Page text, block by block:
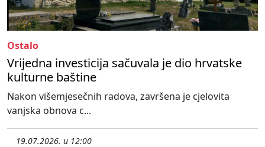
Ostalo
Vrijedna investicija sačuvala je dio hrvatske
kulturne baštine
Nakon višemjesečnih radova, završena je cjelovita
vanjska obnova c...
19.07.2026. u 12:00